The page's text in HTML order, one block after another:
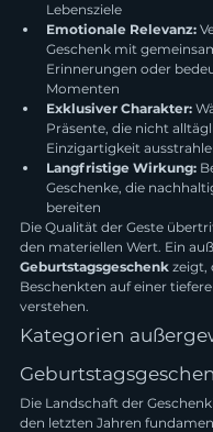
Lebensziele
Emotionale Relevanz:
Geschenk mit
Erinnerungen oder
Momenten
Exklusiver Charakter:
Präsente, die nicht
Einzigartigkeit
Langfristige Wirkung:
Geschenke, die
bereiten
Die Qualität der Geste
den materiellen Wert. Ein
Geburtstagsgeschenk zeigt,
Beschenkten auf einer
verstehen.
Kategorien
Die Landschaft der
den letzten Jahren